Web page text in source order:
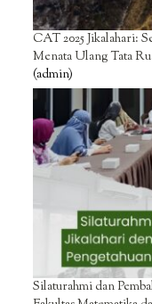
CAT 2025 Jikalahari:
Menata Ulang Tata
(admin)
Silaturahmi dan